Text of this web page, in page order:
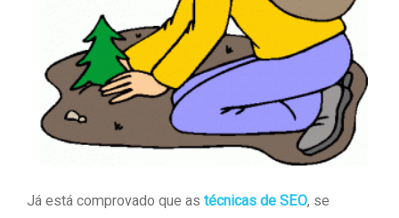
Já está comprovado que as técnicas de SEO, se